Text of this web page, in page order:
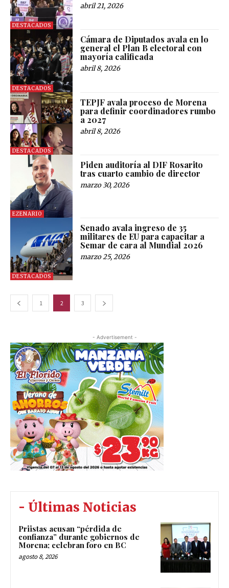
DESTACADOS
abril 21, 2026
DESTACADOS
Cámara de Diputados avala en lo
general el Plan B electoral con
mayoría calificada
abril 8, 2026
DESTACADOS
TEPJF avala proceso de Morena
para definir coordinadores rumbo
a 2027
abril 8, 2026
EZENARIO
Piden auditoría al DIF Rosarito
tras cuarto cambio de director
marzo 30, 2026
DESTACADOS
Senado avala ingreso de 35
militares de EU para capacitar a
Semar de cara al Mundial 2026
marzo 25, 2026
1 2 3
- Advertisement -
- Últimas Noticias
Priistas acusan “pérdida de
confianza” durante gobiernos de
Morena; celebran foro en BC
agosto 8, 2026